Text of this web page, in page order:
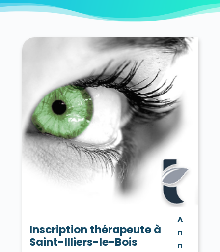
Autouillet 78770
Bazainville 78550
Bazemont 78580
Béhoust 78910
Bennecourt 78270
Beynes 78650
Blaru 78270
Boinville-en-Mantois 78930
Boinville-le-Gaillard 78660
Boinvilliers 78200
Bois-d'Arcy 78390
Boissets 78910
La Boissière-École 78125
Boissy-Mauvoisin 78200
Boissy-sans-Avoir 78490
Bonnelles 78830
Bonnières-sur-Seine 78270
Bouafle 78410
Bougival 78380
Bourdonné 78113
Breuil-Bois-Robert 78930
Bréval 78980
Les Bréviaires 78610
Brueil-en-Vexin 78440
Buc 78530
Buchelay 78200
Bullion 78830
Carrières-sous-Poissy 78955
Carrières-sur-Seine 78420
La Celle-les-Bordes 78720
Chanteloup-les-Vignes 78570
Chapet 78130
Châteaufort 78117
Chatou 78400
Inscription thérapeute à
Saint-Illiers-le-Bois
A
n
n